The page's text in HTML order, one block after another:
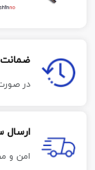
در
ارسال
امن و